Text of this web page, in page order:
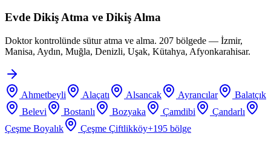
Evde Dikiş Atma ve Dikiş Alma
Doktor kontrolünde sütur atma ve alma. 207 bölgede — İzmir,
Manisa, Aydın, Muğla, Denizli, Uşak, Kütahya, Afyonkarahisar.
Ahmetbeyli Alaçatı Alsancak Ayrancılar
Balatçık
Belevi
Bostanlı Bozyaka Çamdibi
Çandarlı
Çeşme Boyalık
Çeşme Çiftlikköy+195 bölge